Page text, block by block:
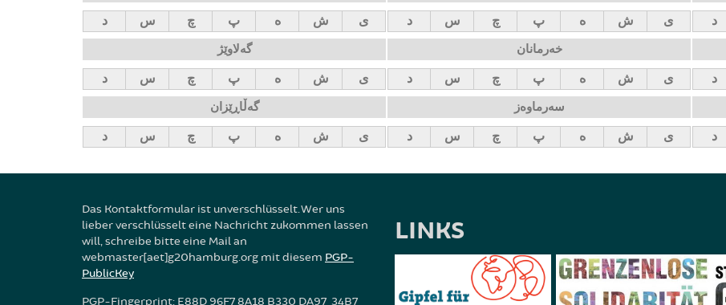
د س چ پ ه ش ی د س چ پ ه ش ی د
گەلاوێژ
د س چ پ ه ش ی
خەرمانان
د س چ پ ه ش ی د
گەڵاڕێزان
د س چ پ ه ش ی
سەرماوەز
د س چ پ ه ش ی د
Das Kontaktformular ist unverschlüsselt. Wer uns
lieber verschlüsselt eine Nachricht zukommen lassen
will, schreibe bitte eine Mail an
webmaster[aet]g20hamburg.org mit diesem PGP-
PublicKey
PGP-Fingerprint: E88D 96F7 8A18 B330 DA97 34B7
LINKS